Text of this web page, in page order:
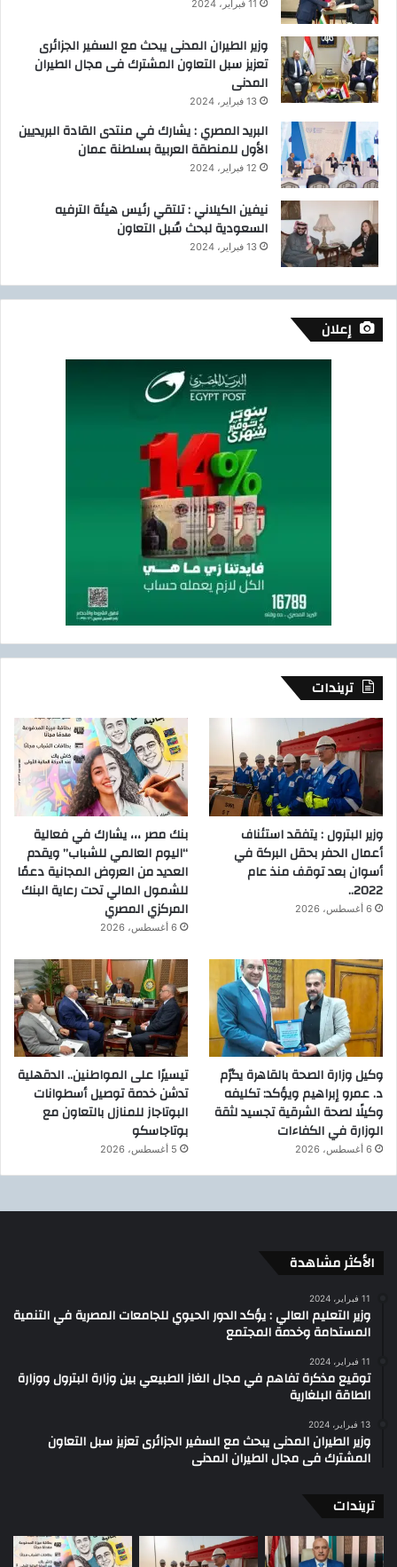
ذ
ر
ء
11 فبراير، 2024
وزير الطيران المدنى يبحث مع السفير الجزائرى
تعزيز سبل التعاون المشترك فى مجال الطيران
المدنى
13 فبراير، 2024
البريد المصري : يشارك في منتدى القادة البريديين
الأول للمنطقة العربية بسلطنة عمان
12 فبراير، 2024
نيفين الكيلاني : تلتقي رئيس هيئة الترفيه
السعودية لبحث سُبل التعاون
13 فبراير، 2024
إعلان
تريندات
وزير البترول : يتفقد استئناف
أعمال الحفر بحقل البركة في
أسوان بعد توقف منذ عام
2022..
6 أغسطس، 2026
بنك مصر ،،، يشارك في فعالية
“اليوم العالمي للشباب” ويقدم
العديد من العروض المجانية دعمًا
للشمول المالي تحت رعاية البنك
المركزي المصري
6 أغسطس، 2026
وكيل وزارة الصحة بالقاهرة يكرّم
د. عمرو إبراهيم ويؤكد: تكليفه
وكيلًا لصحة الشرقية تجسيد لثقة
الوزارة في الكفاءات
6 أغسطس، 2026
تيسيرًا على المواطنين.. الدقهلية
تدشن خدمة توصيل أسطوانات
البوتاجاز للمنازل بالتعاون مع
بوتاجاسكو
5 أغسطس، 2026
الأكثر مشاهدة
11 فبراير، 2024
وزير التعليم العالي : يؤكد الدور الحيوي للجامعات المصرية في التنمية
المستدامة وخدمة المجتمع
11 فبراير، 2024
توقيع مذكرة تفاهم في مجال الغاز الطبيعي بين وزارة البترول ووزارة
الطاقة البلغارية
13 فبراير، 2024
وزير الطيران المدنى يبحث مع السفير الجزائرى تعزيز سبل التعاون
المشترك فى مجال الطيران المدنى
تريندات